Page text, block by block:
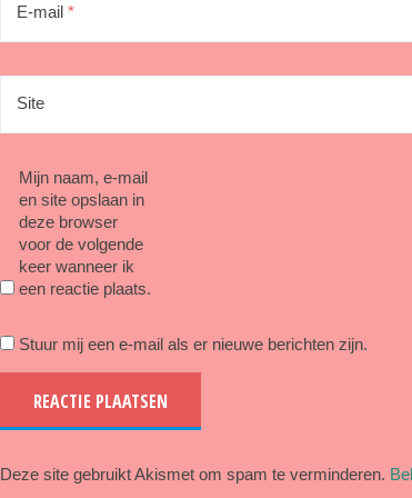
E-mail *
Site
Mijn naam, e-mail
en site opslaan in
deze browser
voor de volgende
keer wanneer ik
een reactie plaats.
Stuur mij een e-mail als er nieuwe berichten zijn.
Deze site gebruikt Akismet om spam te verminderen.